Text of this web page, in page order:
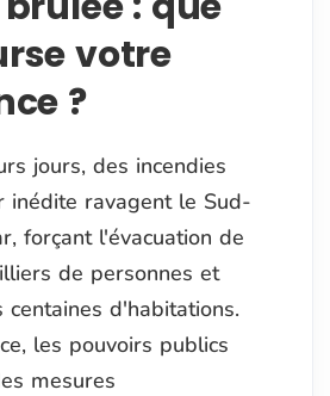
votre
?
jours, des incendies
inédite ravagent le Sud-
forçant l'évacuation de
de personnes et
d'habitations.
les pouvoirs publics
mesures